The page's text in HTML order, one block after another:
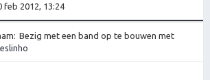
feb 2012, 13:24
Bezig met een band op te bouwen met